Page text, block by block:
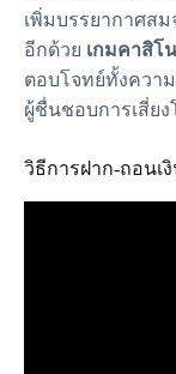
เพิ่มบรรยากาศส
อีกด้วย เกมคาสิโ
ตอบโจทย์ทั้งควา
ผู้ชื่นชอบการเสี่ยง
วิธีการฝาก-ถอนเ